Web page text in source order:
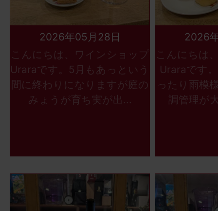
2026年05月28日
こんにちは、ワインショップ
Uraraです。5月もあっという
間に終わりになりますが庭の
みょうが育ち実が出...
2026
こんにちは
Uraraです
ったり雨模
調管理が